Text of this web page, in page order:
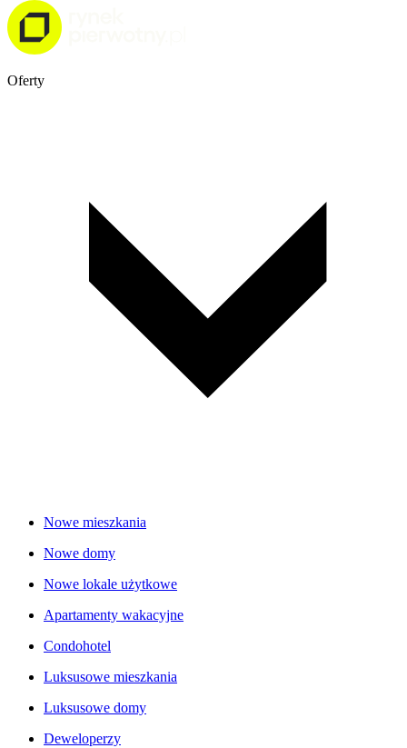
Oferty
Nowe mieszkania
Nowe domy
Nowe lokale użytkowe
Apartamenty wakacyjne
Condohotel
Luksusowe mieszkania
Luksusowe domy
Deweloperzy